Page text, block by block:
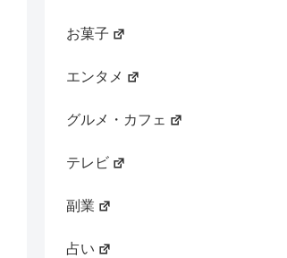
お菓子
エンタメ
グルメ・カフェ
テレビ
副業
占い